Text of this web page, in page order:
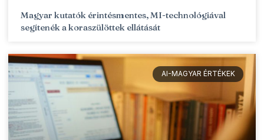
Magyar kutatók érintésmentes, MI-technológiával
segítenék a koraszülöttek ellátását
AI-MAGYAR ÉRTÉKEK